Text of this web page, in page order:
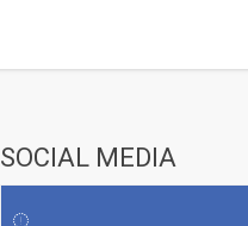
SOCIAL MEDIA